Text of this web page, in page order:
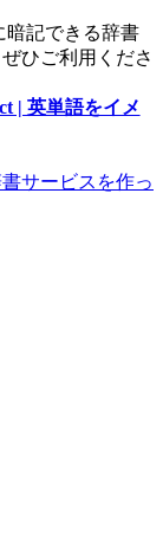
暗記できる辞書
ひご利用くださ
| 英単語をイメ
サービスを作っ